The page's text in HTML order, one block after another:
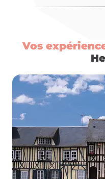
Vos